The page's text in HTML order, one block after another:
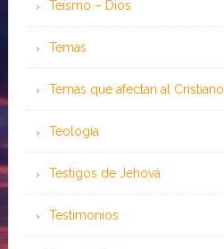
Teísmo – Dios
Temas
Temas que afectan al Cristiano
Teología
Testigos de Jehová
Testimonios